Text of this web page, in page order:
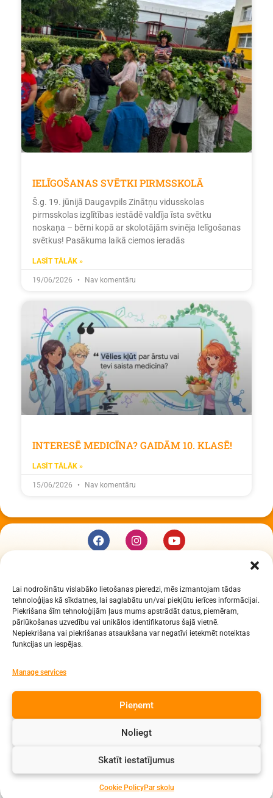
Lai nodrošinātu vislabāko lietošanas pieredzi, mēs izmantojam tādas
tehnoloģijas kā sīkdatnes, lai saglabātu un/vai piekļūtu ierīces informācijai.
Piekrišana šīm tehnoloģijām ļaus mums apstrādāt datus, piemēram,
pārlūkošanas uzvedību vai unikālos identifikatorus šajā vietnē.
Nepiekrišana vai piekrišanas atsaukšana var negatīvi ietekmēt noteiktas
funkcijas un iespējas.
Manage services
Pieņemt
Noliegt
Skatīt iestatījumus
Cookie PolicyPar skolu
IELĪGOŠANAS SVĒTKI PIRMSSKOLĀ
Š.g. 19. jūnijā Daugavpils Zinātņu vidusskolas
pirmsskolas izglītības iestādē valdīja īsta svētku
noskaņa – bērni kopā ar skolotājām svinēja Ielīgošanas
svētkus! Pasākuma laikā ciemos ieradās
LASĪT TĀLĀK »
19/06/2026 Nav komentāru
INTERESĒ MEDICĪNA? GAIDĀM 10. KLASĒ!
LASĪT TĀLĀK »
15/06/2026 Nav komentāru
Daugavpils Zinātņu vidusskola
Raiņa iela 30, Daugavpils, LV-5401
Reģ. Nr. 2713903513 (IZM)
Daugavpils valstspilsētas pašvaldība 90000077325
tālr. Direktors: 65423030,
Lietvedis: 65421923
Visas tiesības aizsargātas